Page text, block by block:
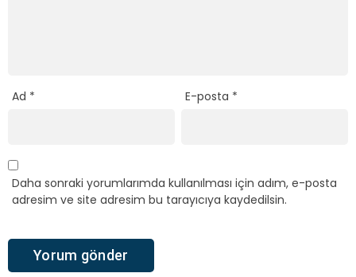
Ad * E-posta *
Daha sonraki yorumlarımda kullanılması için adım, e-posta
adresim ve site adresim bu tarayıcıya kaydedilsin.